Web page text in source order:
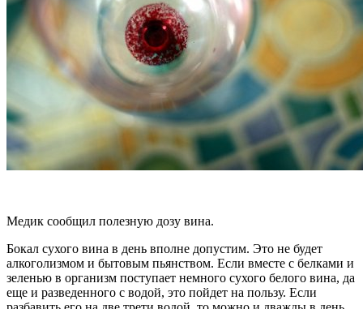
Медик сообщил полезную дозу вина.
Бокал сухого вина в день вполне допустим. Это не будет
алкоголизмом и бытовым пьянством. Если вместе с белками и
зеленью в организм поступает немного сухого белого вина, да
еще и разведенного с водой, это пойдет на пользу. Если